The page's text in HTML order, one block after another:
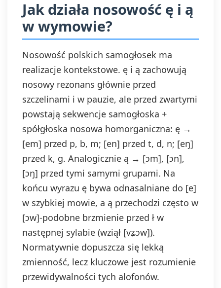
Jak działa nosowość ę i ą
w wymowie?
Nosowość polskich samogłosek ma
realizacje kontekstowe. ę i ą zachowują
nosowy rezonans głównie przed
szczelinami i w pauzie, ale przed zwartymi
powstają sekwencje samogłoska +
spółgłoska nosowa homorganiczna: ę →
[em] przed p, b, m; [en] przed t, d, n; [eŋ]
przed k, g. Analogicznie ą → [ɔm], [ɔn],
[ɔŋ] przed tymi samymi grupami. Na
końcu wyrazu ę bywa odnasalniane do [e]
w szybkiej mowie, a ą przechodzi często w
[ɔw]-podobne brzmienie przed ł w
następnej sylabie (wziął [vʑɔw]).
Normatywnie dopuszcza się lekką
zmienność, lecz kluczowe jest rozumienie
przewidywalności tych alofonów.